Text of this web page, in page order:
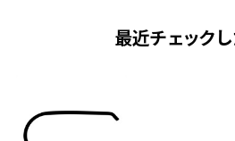
最近チェック